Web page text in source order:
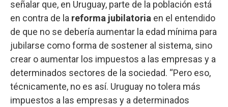
señalar que, en Uruguay, parte de la población está
en contra de la reforma jubilatoria en el entendido
de que no se debería aumentar la edad mínima para
jubilarse como forma de sostener al sistema, sino
crear o aumentar los impuestos a las empresas y a
determinados sectores de la sociedad. “Pero eso,
técnicamente, no es así. Uruguay no tolera más
impuestos a las empresas y a determinados